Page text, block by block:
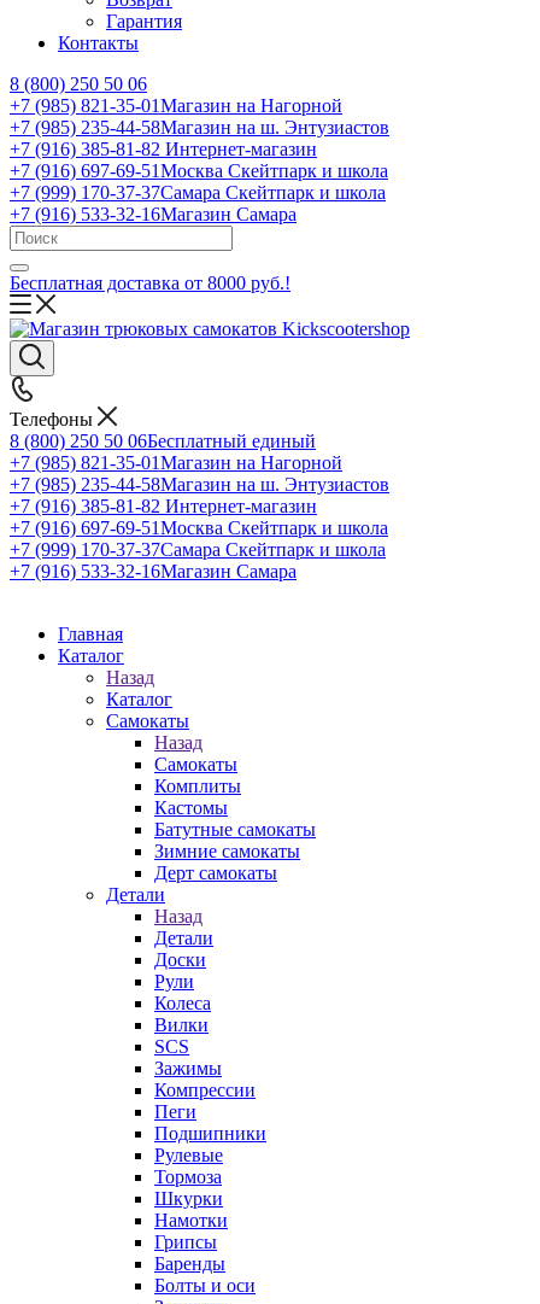
Гарантия
Контакты
8 (800) 250 50 06
+7 (985) 821-35-01Магазин на Нагорной
+7 (985) 235-44-58Магазин на ш. Энтузиастов
+7 (916) 385-81-82 Интернет-магазин
+7 (916) 697-69-51Москва Скейтпарк и школа
+7 (999) 170-37-37Самара Скейтпарк и школа
+7 (916) 533-32-16Магазин Самара
Бесплатная доставка от 8000 руб.!
Телефоны
8 (800) 250 50 06Бесплатный единый
+7 (985) 821-35-01Магазин на Нагорной
+7 (985) 235-44-58Магазин на ш. Энтузиастов
+7 (916) 385-81-82 Интернет-магазин
+7 (916) 697-69-51Москва Скейтпарк и школа
+7 (999) 170-37-37Самара Скейтпарк и школа
+7 (916) 533-32-16Магазин Самара
Главная
Каталог
Назад
Каталог
Самокаты
Назад
Самокаты
Комплиты
Кастомы
Батутные самокаты
Зимние самокаты
Дерт самокаты
Детали
Назад
Детали
Доски
Рули
Колеса
Вилки
SCS
Зажимы
Компрессии
Пеги
Подшипники
Рулевые
Тормоза
Шкурки
Намотки
Грипсы
Баренды
Болты и оси